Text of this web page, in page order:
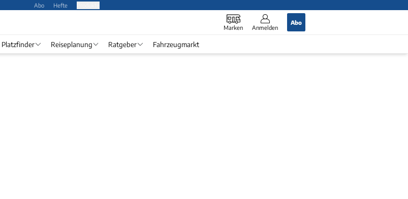
Abo Hefte
Marken Anmelden
Abo
Platzfinder Reiseplanung Ratgeber Fahrzeugmarkt